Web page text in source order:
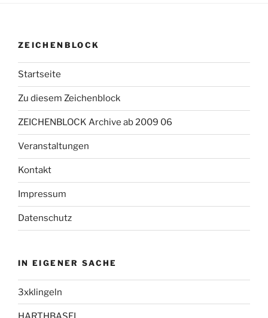
ZEICHENBLOCK
Startseite
Zu diesem Zeichenblock
ZEICHENBLOCK Archive ab 2009 06
Veranstaltungen
Kontakt
Impressum
Datenschutz
IN EIGENER SACHE
3xklingeln